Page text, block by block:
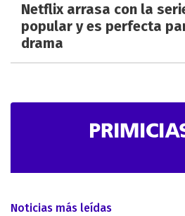
Netflix arrasa con la
popular y es perfecta
drama
Noticias más leídas